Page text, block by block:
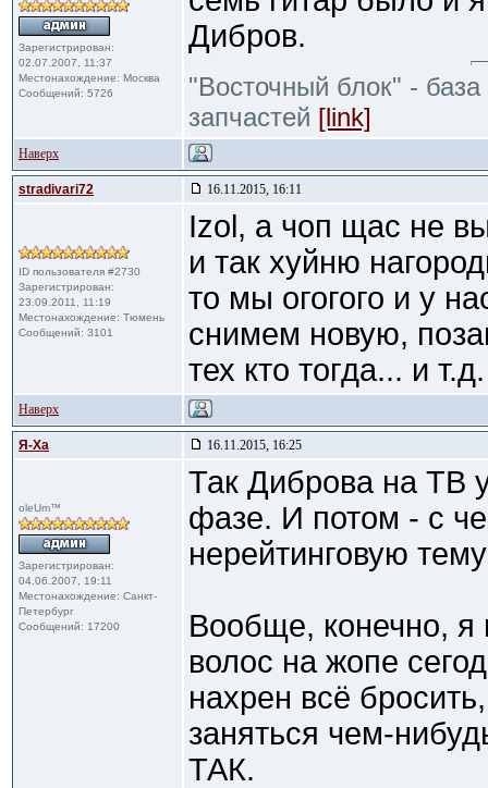
Зарегистрирован:
02.07.2007, 11:37
Местонахождение: Москва
Сообщений: 5726
Дибров.
"Восточный блок" -
запчастей [link]
Наверх
stradivari72 16.11.2015, 16:11
ID пользователя #2730
Зарегистрирован:
23.09.2011, 11:19
Местонахождение: Тюмень
Сообщений: 3101
Izol, а чоп щас не
и так хуйню
то мы огогого и у
снимем новую,
тех кто тогда... и
Наверх
Я-Ха 16.11.2015, 16:25
oleUm™
Зарегистрирован:
04.06.2007, 19:11
Местонахождение: Санкт-
Петербург
Сообщений: 17200
Так Диброва на ТВ
фазе. И потом - с
нерейтинговую
Вообще, конечно, я
волос на жопе
нахрен всё
заняться чем-
ТАК.